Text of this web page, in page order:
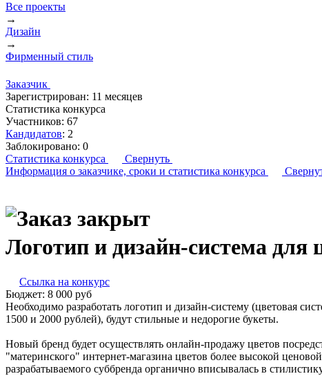
Все проекты
→
Дизайн
→
Фирменный стиль
Заказчик
Зарегистрирован: 11 месяцев
Статистика конкурса
Участников: 67
Кандидатов: 2
Заблокировано: 0
Статистика конкурса
Свернуть
Информация о заказчике, сроки и статистика конкурса
Логотип и дизайн-система для
Ссылка на конкурс
Бюджет: 8 000 руб
Необходимо разработать логотип и дизайн-систему (цветовая
1500 и 2000 рублей), будут стильные и недорогие букеты.
Новый бренд будет осуществлять онлайн-продажу цветов
"материнского" интернет-магазина цветов более высокой
разрабатываемого суббренда органично вписывалась в